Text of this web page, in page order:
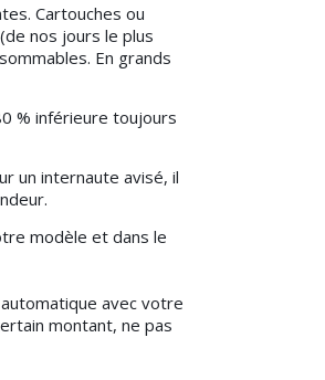
Cartouches ou
nos jours le plus
En grands
% inférieure toujours
un internaute avisé, il
modèle et dans le
avec votre
montant, ne pas